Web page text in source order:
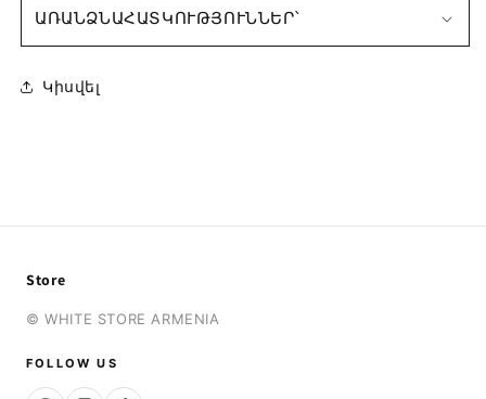
ԱՌԱՆՁՆԱՀԱՏԿՈՒԹՅՈՒՆՆԵՐ՝
Կիսվել
Store
© WHITE STORE ARMENIA
FOLLOW US